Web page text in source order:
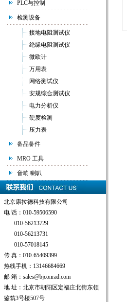
PLC与控制
检测设备
接地电阻测试仪
绝缘电阻测试仪
微欧计
万用表
网络测试仪
安规综合测试仪
电力分析仪
硬度检测
压力表
备品备件
MRO 工具
音响 喇叭
北京康拉德科技有限公司
电 话：010-59506590
010-56213729
010-56213731
010-57018145
传 真：010-65409399
热线手机：13146684669
邮 箱：sales@bjconrad.com
地 址：北京市朝阳区定福庄北街东领
鉴筑3号楼507号